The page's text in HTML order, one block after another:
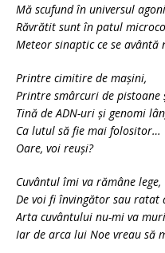
Mă scufund în universul
Răvrătit sunt în patul
Meteor sinaptic ce se avântă
Printre cimitire de mașini,
Printre smârcuri de pistoane
Tină de ADN-uri și genomi
Ca lutul să fie mai folositor…
Oare, voi reuși?
Cuvântul îmi va rămâne lege,
De voi fi învingător sau ratat
Arta cuvântului nu-mi va
Iar de arca lui Noe vreau să